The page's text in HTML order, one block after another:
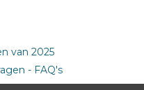
van 2025
- FAQ's